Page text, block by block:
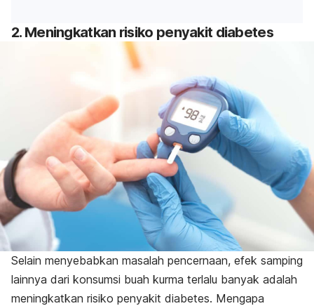
2. Meningkatkan risiko penyakit diabetes
Selain menyebabkan masalah pencernaan, efek samping
lainnya dari konsumsi buah kurma terlalu banyak adalah
meningkatkan risiko penyakit diabetes. Mengapa